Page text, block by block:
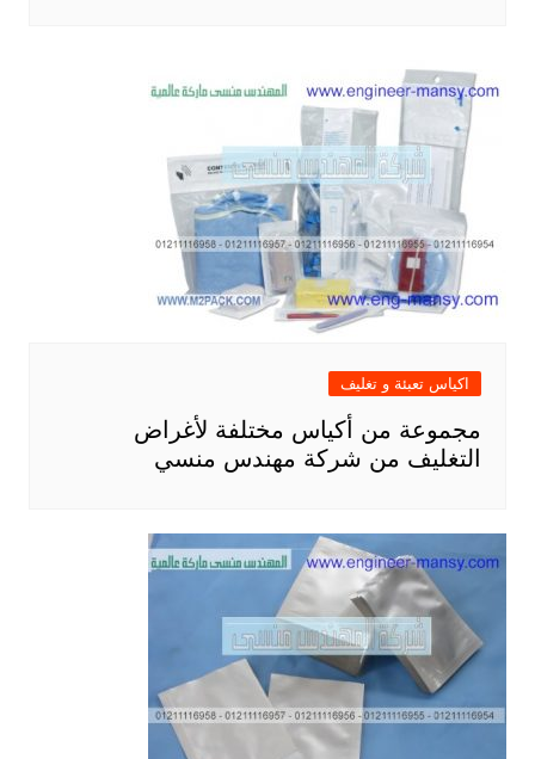
اكياس تعبئة و تغليف
مجموعة من أكياس مختلفة لأغراض
التغليف من شركة مهندس منسي